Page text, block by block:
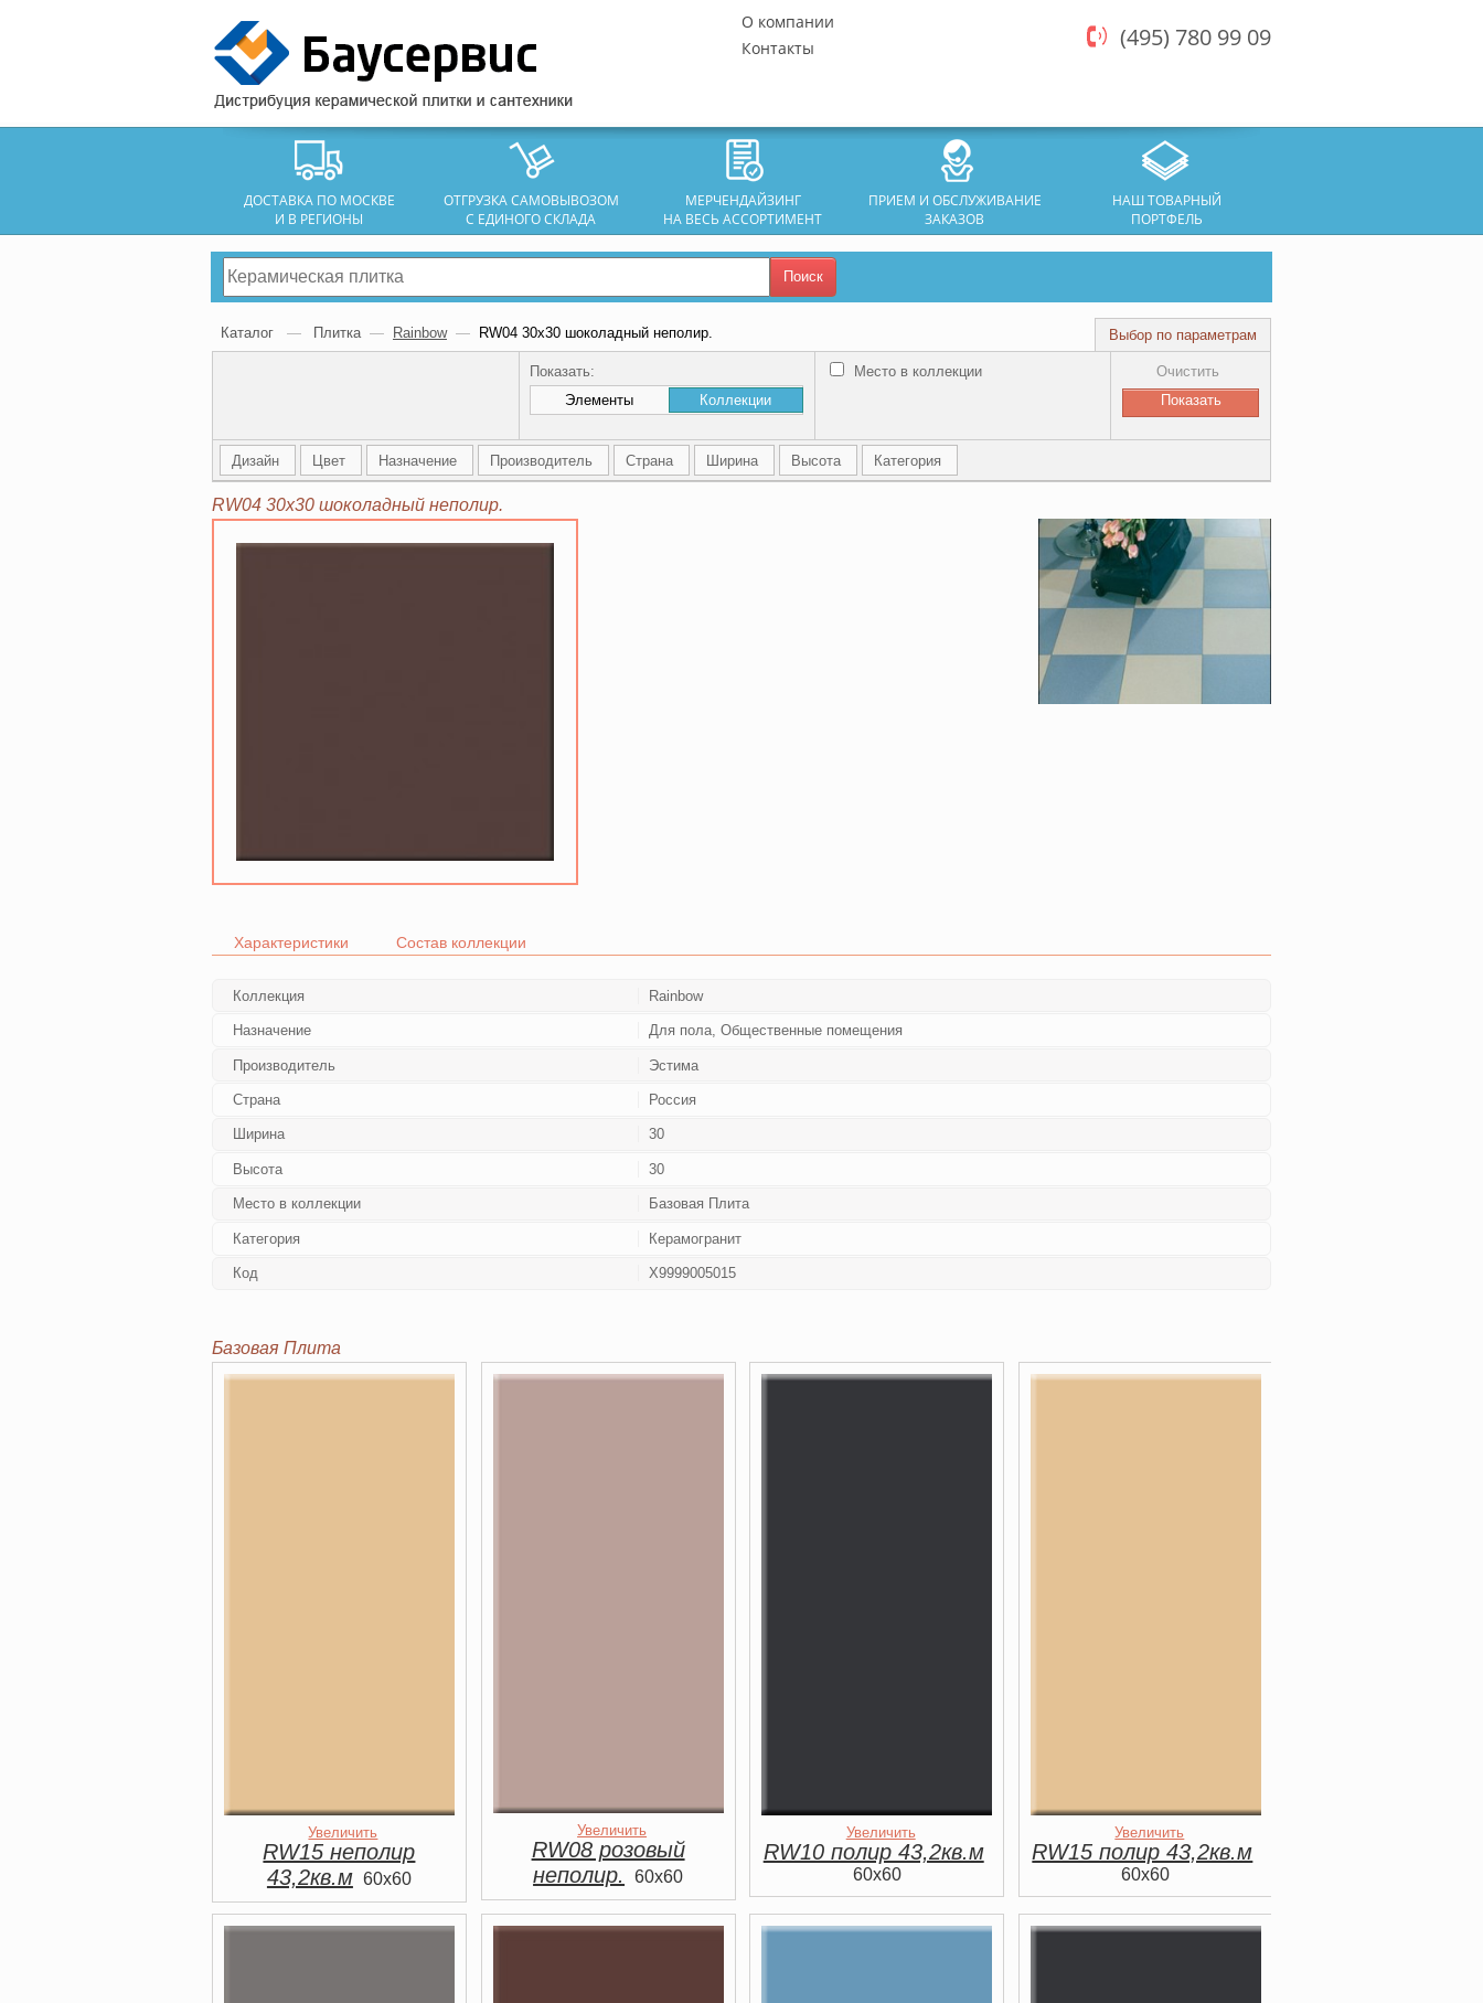
О компании
Контакты
(495) 780 99 09
ДОСТАВКА ПО МОСКВЕ
И В РЕГИОНЫ
ОТГРУЗКА САМОВЫВОЗОМ
С ЕДИНОГО СКЛАДА
МЕРЧЕНДАЙЗИНГ
НА ВЕСЬ АССОРТИМЕНТ
ПРИЕМ И ОБСЛУЖИВАНИЕ
ЗАКАЗОВ
НАШ ТОВАРНЫЙ
ПОРТФЕЛЬ
Поиск
Каталог — Плитка — Rainbow — RW04 30х30 шоколадный неполир. Выбор по параметрам
Показать:
Элементы
Коллекции
Место в коллекции Очистить
Дизайн Цвет Назначение Производитель Страна Ширина Высота Категория
RW04 30х30 шоколадный неполир.
Характеристики Состав коллекции
Коллекция Rainbow
Назначение Для пола, Общественные помещения
Производитель Эстима
Страна Россия
Ширина 30
Высота 30
Место в коллекции Базовая Плита
Категория Керамогранит
Код Х9999005015
Базовая Плита
Увеличить
RW15 неполир
43,2кв.м 60x60
Увеличить
RW08 розовый
неполир.
60x60
Увеличить
RW10 полир 43,2кв.м
60x60
Увеличить
RW15 полир 43,2кв.м
60x60